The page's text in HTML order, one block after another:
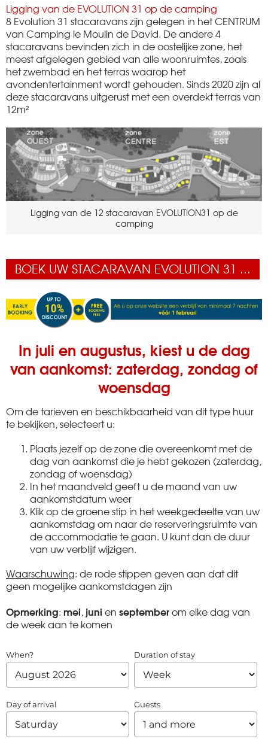
Ligging van de EVOLUTION 31 op de camping
8 Evolution 31 stacaravans zijn gelegen in het CENTRUM
van Camping le Moulin de David. De andere 4
stacaravans bevinden zich in de oostelijke zone, het
meest afgelegen gebied van alle woonruimtes, zoals
het zwembad en het terras waarop het
avondentertainment wordt gehouden. Sinds 2020 zijn al
deze stacaravans uitgerust met een overdekt terras van
12m²
Ligging van de 12 stacaravan EVOLUTION31 op de
camping
BOEK UW STACARAVAN EVOLUTION 31 ...
In juli en augustus, kiest u de dag
van aankomst: zaterdag, zondag of
woensdag
Om de tarieven en beschikbaarheid van dit type huur
te bekijken, selecteert u:
Plaats jezelf op de zone die overeenkomt met de
dag van aankomst die je hebt gekozen (zaterdag,
zondag of woensdag)
In het maandveld geeft u de maand van uw
aankomstdatum weer
Klik op de groene stip in het weekgedeelte van uw
aankomstdag om naar de reserveringsruimte van
de accommodatie te gaan. U kunt dan de duur
van uw verblijf wijzigen.
Waarschuwing: de rode stippen geven aan dat dit
geen mogelijke aankomstdagen zijn
Opmerking: mei, juni en septemberom elke dag van
de week aan te komen